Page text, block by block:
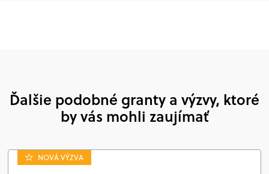
Ďalšie podobné granty a výzvy, ktoré
by vás mohli zaujímať
NOVÁ VÝZVA